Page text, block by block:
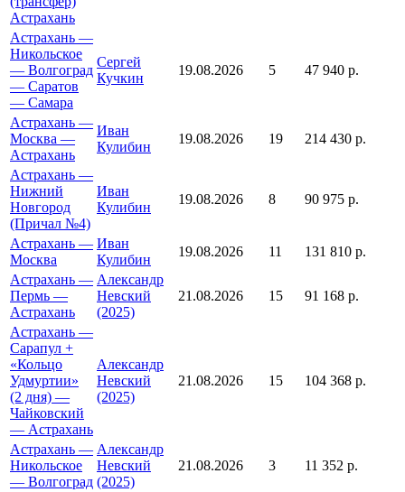
Астрахань
Астрахань —
Никольское
— Волгоград
— Саратов
— Самара
Сергей
Кучкин
19.08.2026 5 47 940 р.
Астрахань —
Москва —
Астрахань
Иван
Кулибин
19.08.2026 19 214 430 р.
Астрахань —
Нижний
Новгород
(Причал №4)
Иван
Кулибин
19.08.2026 8 90 975 р.
Астрахань —
Москва
Иван
Кулибин
19.08.2026 11
131 810 р.
Астрахань —
Пермь —
Астрахань
Александр
Невский
(2025)
21.08.2026 15 91 168 р.
Астрахань —
Сарапул +
«Кольцо
Удмуртии»
(2 дня) —
Чайковский
— Астрахань
Александр
Невский
(2025)
21.08.2026 15 104 368 р.
Астрахань —
Никольское
— Волгоград
Александр
Невский
(2025)
21.08.2026 3 11 352 р.